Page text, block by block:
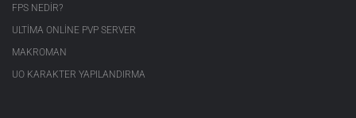
FPS NEDIR?
ULTIMA ONLINE PVP SERVER
MAKROMAN
UO KARAKTER YAPILANDIRMA